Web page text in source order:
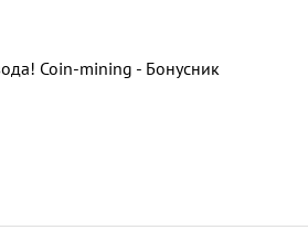
Coin-mining - Бонусник